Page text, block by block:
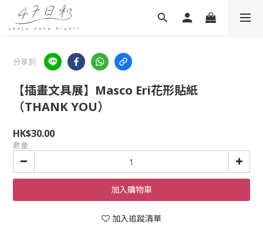
分享到
【插畫文具展】Masco Eri花形貼紙
（THANK YOU）
HK$30.00
數量
加入購物車
加入追蹤清單